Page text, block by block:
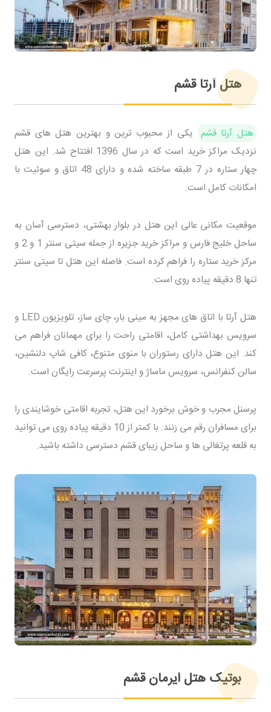
هتل آرتا قشم
هتل آرتا قشم یکی از محبوب ترین و بهترین هتل های قشم
نزدیک مراکز خرید است که در سال 1396 افتتاح شد. این هتل
چهار ستاره در 7 طبقه ساخته شده و دارای 48 اتاق و سوئیت با
امکانات کامل است.
موقعیت مکانی عالی این هتل در بلوار بهشتی، دسترسی آسان به
ساحل خلیج فارس و مراکز خرید جزیره از جمله سیتی سنتر 1 و 2 و
مرکز خرید ستاره را فراهم کرده است. فاصله این هتل تا سیتی سنتر
تنها 8 دقیقه پیاده روی است.
هتل آرتا با اتاق های مجهز به مینی بار، چای ساز، تلویزیون LED و
سرویس بهداشتی کامل، اقامتی راحت را برای مهمانان فراهم می
کند. این هتل دارای رستوران با منوی متنوع، کافی شاپ دلنشین،
سالن کنفرانس، سرویس ماساژ و اینترنت پرسرعت رایگان است.
پرسنل مجرب و خوش برخورد این هتل، تجربه اقامتی خوشایندی را
برای مسافران رقم می زنند. با کمتر از 10 دقیقه پیاده روی می توانید
به قلعه پرتغالی ها و ساحل زیبای قشم دسترسی داشته باشید.
بوتیک هتل ایرمان قشم